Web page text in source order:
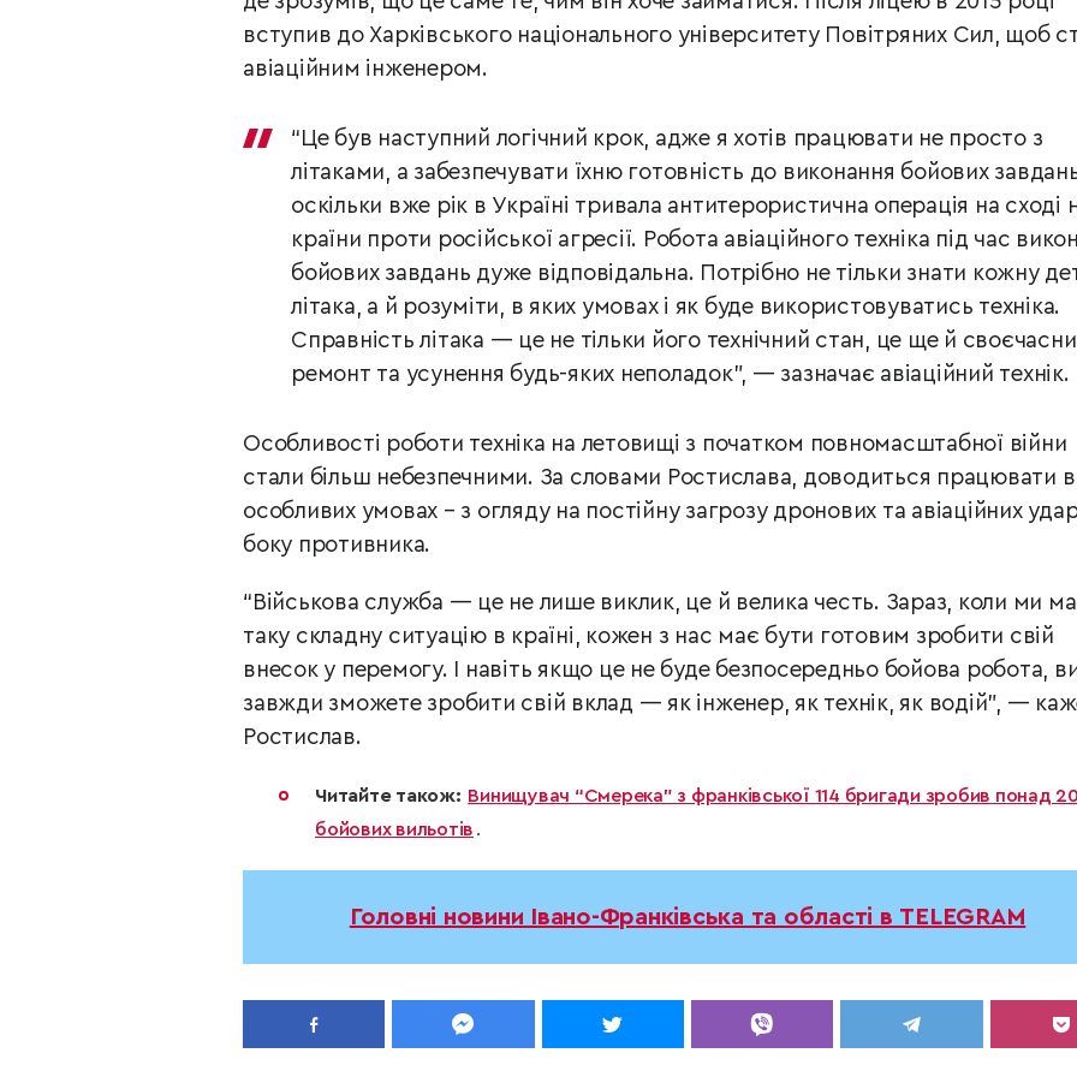
вступив до Харківського національного університету Повітряних Сил, щоб
авіаційним інженером.
“Це був наступний логічний крок, адже я хотів працювати не просто з
літаками, а забезпечувати їхню готовність до виконання бойових
оскільки вже рік в Україні тривала антитерористична операція на сході
країни проти російської агресії. Робота авіаційного техніка під час
бойових завдань дуже відповідальна. Потрібно не тільки знати кожну
літака, а й розуміти, в яких умовах і як буде використовуватись техніка.
Справність літака — це не тільки його технічний стан, це ще й
ремонт та усунення будь-яких неполадок”, — зазначає авіаційний технік.
Особливості роботи техніка на летовищі з початком повномасштабної війни
стали більш небезпечними. За словами Ростислава, доводиться працювати в
особливих умовах – з огляду на постійну загрозу дронових та авіаційних
боку противника.
“Військова служба — це не лише виклик, це й велика честь. Зараз, коли ми
таку складну ситуацію в країні, кожен з нас має бути готовим зробити свій
внесок у перемогу. І навіть якщо це не буде безпосередньо бойова робота,
завжди зможете зробити свій вклад — як інженер, як технік, як водій”, —
Ростислав.
Читайте також: Винищувач “Смерека” з франківської 114 бригади зробив понад
бойових вильотів .
Головні новини Івано-Франківська та області в TELEGRAM